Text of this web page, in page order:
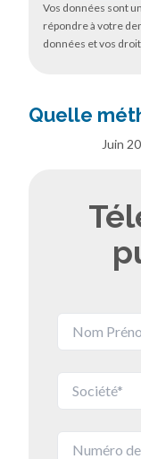
Vos données sont
répondre à votre
données et vos
Quelle
Juin